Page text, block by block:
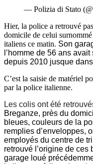
— Polizia di Stato
Hier, la police a retrouvé
domicile de celui
italiens ce matin. Son
l’homme de 56 ans avait
depuis 2010 jusque
C’est la saisie de matériel
par la police italienne.
Les colis ont été
Breganze, près du
bleues, couleurs de la
remplies d’enveloppes,
employés du centre de tri
retrouvé l’origine de ces
garage loué